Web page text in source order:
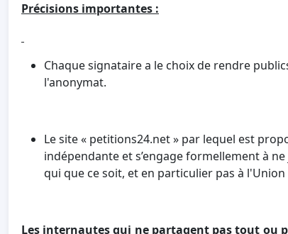
Précisions importantes :
Chaque signataire a le choix de rendre
l'anonymat.
Le site « petitions24.net » par lequel est
indépendante et s’engage formellement à
qui que ce soit, et en particulier pas à
Les internautes qui ne partagent pas tout ou